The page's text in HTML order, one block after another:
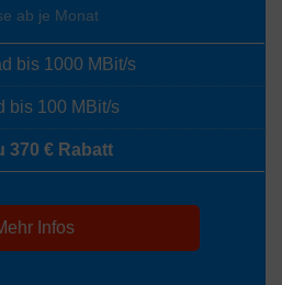
ab je Monat
bis 1000 MBit/s
bis 100 MBit/s
370 € Rabatt
Infos